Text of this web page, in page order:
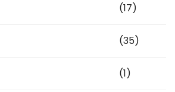
(17)
(35)
(1)